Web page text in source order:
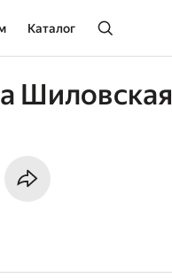
Каталог
Шиловская